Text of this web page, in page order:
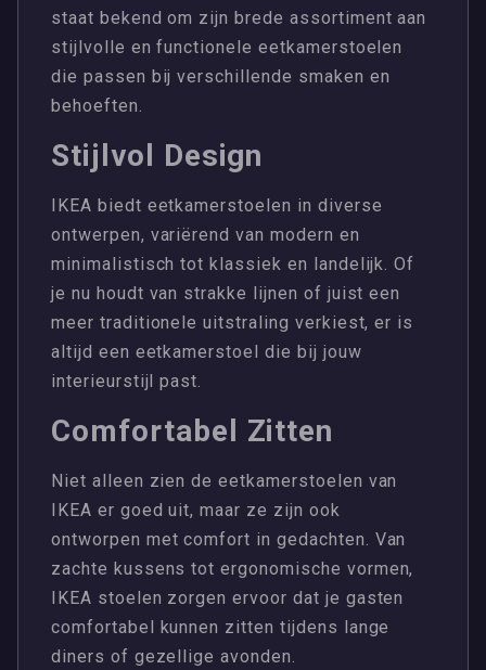
staat bekend om zijn brede assortiment aan
stijlvolle en functionele eetkamerstoelen
die passen bij verschillende smaken en
behoeften.
Stijlvol Design
IKEA biedt eetkamerstoelen in diverse
ontwerpen, variërend van modern en
minimalistisch tot klassiek en landelijk. Of
je nu houdt van strakke lijnen of juist een
meer traditionele uitstraling verkiest, er is
altijd een eetkamerstoel die bij jouw
interieurstijl past.
Comfortabel Zitten
Niet alleen zien de eetkamerstoelen van
IKEA er goed uit, maar ze zijn ook
ontworpen met comfort in gedachten. Van
zachte kussens tot ergonomische vormen,
IKEA stoelen zorgen ervoor dat je gasten
comfortabel kunnen zitten tijdens lange
diners of gezellige avonden.